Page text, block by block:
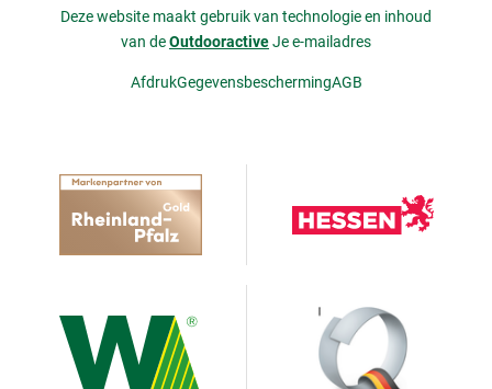
Deze website maakt gebruik van technologie en inhoud
van deOutdooractiveJe e-mailadres
AfdrukGegevensbeschermingAGB